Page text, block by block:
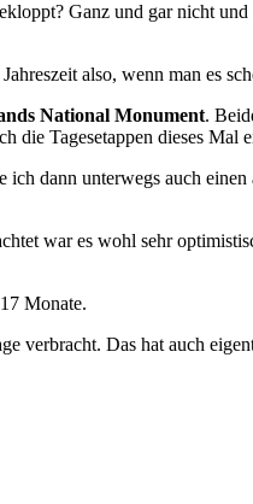
Ganz und gar nicht
also, wenn man es
National Monument.
die Tagesetappen dieses Mal
dann unterwegs auch
war es wohl sehr
Monate.
verbracht. Das hat auch